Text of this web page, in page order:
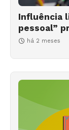
Influência
pessoal”
há 2 meses